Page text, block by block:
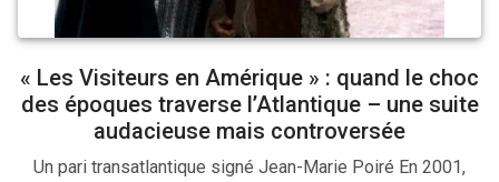
« Les Visiteurs en Amérique » : quand le choc
des époques traverse l’Atlantique – une suite
audacieuse mais controversée
Un pari transatlantique signé Jean-Marie Poiré En 2001,